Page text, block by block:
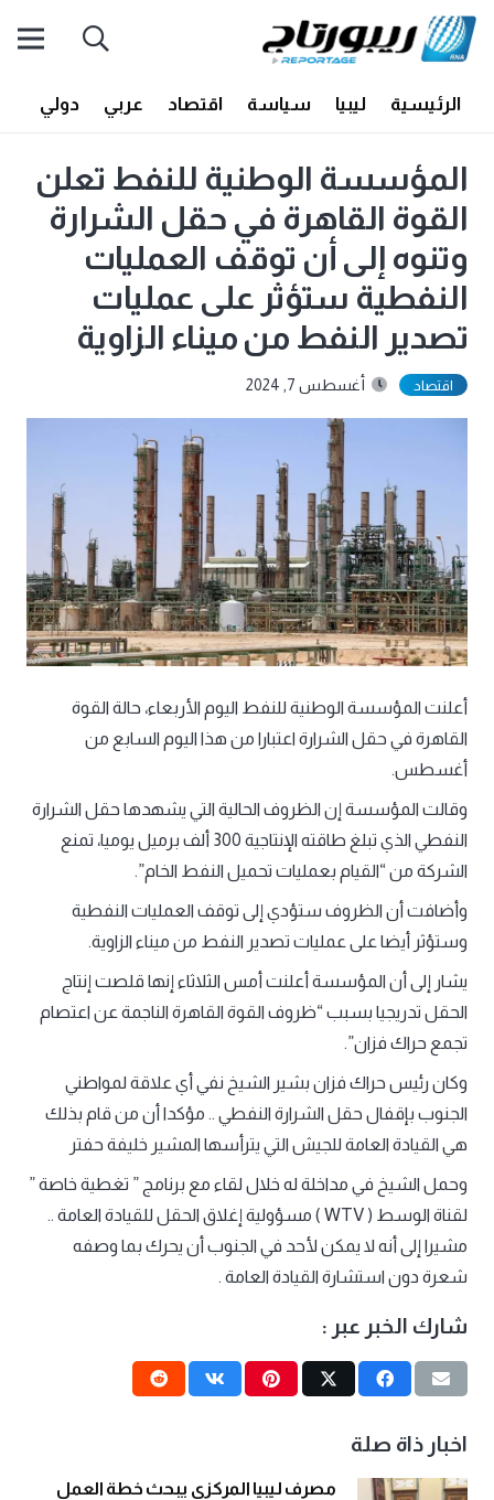
الرئيسية ليبيا سياسة اقتصاد عربي دولي
المؤسسة الوطنية للنفط تعلن
القوة القاهرة في حقل الشرارة
وتنوه إلى أن توقف العمليات
النفطية ستؤثر على عمليات
تصدير النفط من ميناء الزاوية
اقتصاد أغسطس 7, 2024
أعلنت المؤسسة الوطنية للنفط اليوم الأربعاء، حالة القوة
القاهرة في حقل الشرارة اعتبارا من هذا اليوم السابع من
أغسطس.
وقالت المؤسسة إن الظروف الحالية التي يشهدها حقل الشرارة
النفطي الذي تبلغ طاقته الإنتاجية 300 ألف برميل يوميا، تمنع
الشركة من “القيام بعمليات تحميل النفط الخام”.
وأضافت أن الظروف ستؤدي إلى توقف العمليات النفطية
وستؤثر أيضا على عمليات تصدير النفط من ميناء الزاوية.
يشار إلى أن المؤسسة أعلنت أمس الثلاثاء إنها قلصت إنتاج
الحقل تدريجيا بسبب “ظروف القوة القاهرة الناجمة عن اعتصام
تجمع حراك فزان”.
وكان رئيس حراك فزان بشير الشيخ نفي أي علاقة لمواطني
الجنوب بإقفال حقل الشرارة النفطي .. مؤكدا أن من قام بذلك
هي القيادة العامة للجيش التي يترأسها المشير خليفة حفتر
وحمل الشيخ في مداخلة له خلال لقاء مع برنامج ” تغطية خاصة ”
لقناة الوسط ( WTV ) مسؤولية إغلاق الحقل للقيادة العامة ..
مشيرا إلى أنه لا يمكن لأحد في الجنوب أن يحرك بما وصفه
شعرة دون استشارة القيادة العامة .
شارك الخبر عبر :
اخبار ذاة صلة
مصرف ليبيا المركزي يبحث خطة العمل